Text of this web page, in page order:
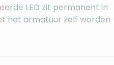
LED zit permanent in
het armatuur zelf worden